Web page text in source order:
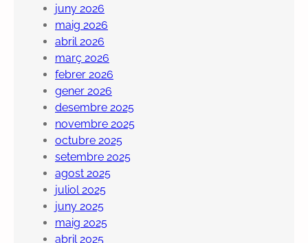
juny 2026
maig 2026
abril 2026
març 2026
febrer 2026
gener 2026
desembre 2025
novembre 2025
octubre 2025
setembre 2025
agost 2025
juliol 2025
juny 2025
maig 2025
abril 2025